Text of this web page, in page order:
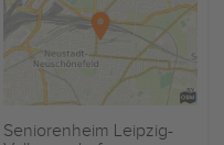
Seniorenheim Leipzig-